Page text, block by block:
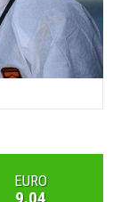
EURO
9.04